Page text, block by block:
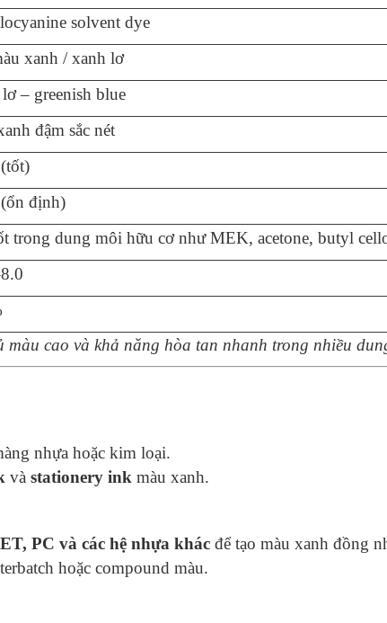
solvent dye
xanh / xanh lơ
– greenish blue
đậm sắc nét
định)
trong dung môi hữu cơ như MEK, acetone, butyl
cao và khả năng hòa tan nhanh trong nhiều
nhựa hoặc kim loại.
và stationery ink màu xanh.
PC và các hệ nhựa khác để tạo màu xanh đồng
hoặc compound màu.